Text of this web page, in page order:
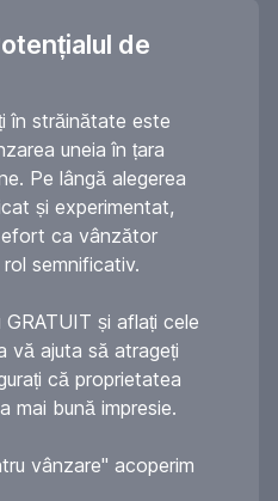
de
în străinătate este
uneia în țara
Pe lângă alegerea
și experimentat,
efort ca vânzător
semnificativ.
și aflați cele
vă ajuta să atrageți
că proprietatea
mai bună impresie.
vânzare" acoperim